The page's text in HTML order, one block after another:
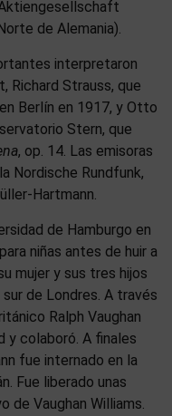
de Alemania).
interpretaron
Richard Strauss, que
Berlín en 1917, y Otto
Stern, que
, op. 14. Las emisoras
Nordische Rundfunk,
Hartmann.
de Hamburgo en
niñas antes de huir a
mujer y sus tres hijos
de Londres. A través
Ralph Vaughan
y colaboró. A finales
fue internado en la
Fue liberado unas
de Vaughan Williams.